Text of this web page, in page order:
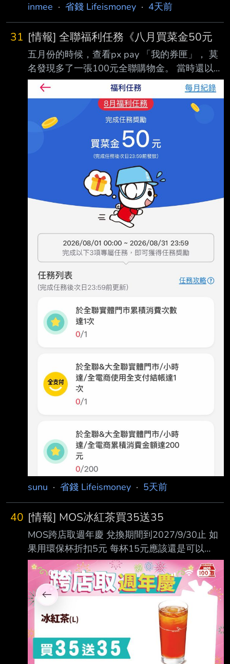
inmee · 省錢 Lifeismoney · 4天前
31 [情報] 全聯福利任務《八月買菜金50元
五月份的時候，查看px pay 「我的券匣」， 莫
名發現多了一張100元全聯購物金。 當時還以為
是什麼信用卡的活動送的，開心地用掉後也不以
為意。 最近認真瀏覽了一下px pay，發現原來
每個月都有「福利任務」，而且很容易就達成。
原則上就是我去全聯實體門市消費的時候，使用
全支付付款，消費金額是可以累計的，不 用一
次到達門檻。這個月是消費200元就有50元。
(七月份是消費300元，送100元，每個月不太一
樣） 大家可以查看自己的pxpay 看看喔，覺得
挺超值的 https://i.mopix.cc/8bx
sunu · 省錢 Lifeismoney · 5天前
40 [情報] MOS冰紅茶買35送35
MOS跨店取週年慶 兌換期間到2027/9/30止 如
果用環保杯折扣5元 每杯15元應該還是可以
https://i.mopix.cc/C9pst8.jpg --